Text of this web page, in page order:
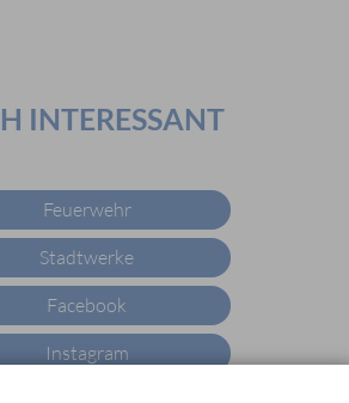
INTERESSANT
Feuerwehr
Stadtwerke
Facebook
Instagram